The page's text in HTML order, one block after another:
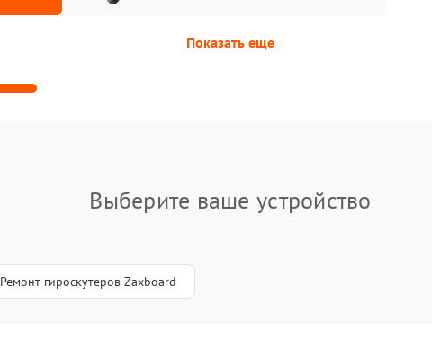
Показать еще
Выберите ваше устройство
Ремонт гироскутеров Zaxboard